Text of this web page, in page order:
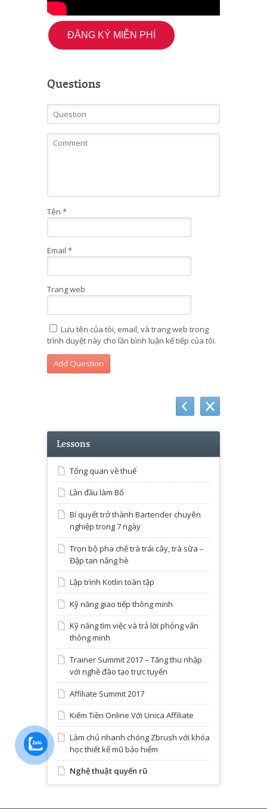
ĐĂNG KÝ MIỄN PHÍ
Questions
Tên *
Email *
Trang web
Lưu tên của tôi, email, và trang web trong
trình duyệt này cho lần bình luận kế tiếp của tôi.
Lessons
Tổng quan về thuế
Lần đầu làm Bố
Bí quyết trở thành Bartender chuyên
nghiệp trong 7 ngày
Trọn bộ pha chế trà trái cây, trà sữa –
Đập tan nắng hè
Lập trình Kotlin toàn tập
Kỹ năng giao tiếp thông minh
Kỹ năng tìm việc và trả lời phỏng vấn
thông minh
Trainer Summit 2017 – Tăng thu nhập
với nghề đào tạo trực tuyến
Affiliate Summit 2017
Kiếm Tiền Online Với Unica Affiliate
Làm chủ nhanh chóng Zbrush với khóa
học thiết kế mũ bảo hiểm
Nghệ thuật quyến rũ